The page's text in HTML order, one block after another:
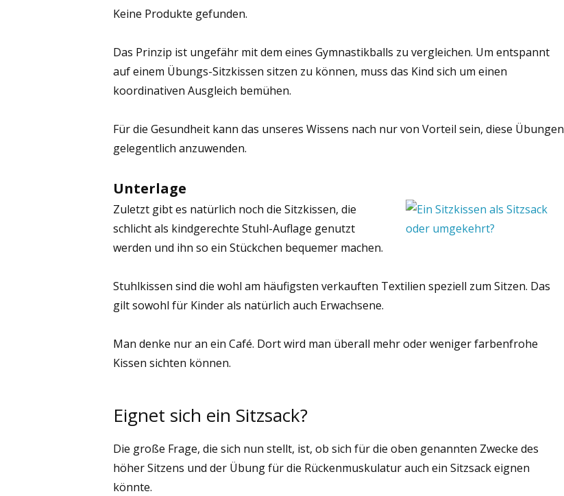
Keine Produkte gefunden.
Das Prinzip ist ungefähr mit dem eines Gymnastikballs zu vergleichen. Um entspannt
auf einem Übungs-Sitzkissen sitzen zu können, muss das Kind sich um einen
koordinativen Ausgleich bemühen.
Für die Gesundheit kann das unseres Wissens nach nur von Vorteil sein, diese Übungen
gelegentlich anzuwenden.
Unterlage
Zuletzt gibt es natürlich noch die Sitzkissen, die
schlicht als kindgerechte Stuhl-Auflage genutzt
werden und ihn so ein Stückchen bequemer machen.
Stuhlkissen sind die wohl am häufigsten verkauften Textilien speziell zum Sitzen. Das
gilt sowohl für Kinder als natürlich auch Erwachsene.
Man denke nur an ein Café. Dort wird man überall mehr oder weniger farbenfrohe
Kissen sichten können.
Eignet sich ein Sitzsack?
Die große Frage, die sich nun stellt, ist, ob sich für die oben genannten Zwecke des
höher Sitzens und der Übung für die Rückenmuskulatur auch ein Sitzsack eignen
könnte.